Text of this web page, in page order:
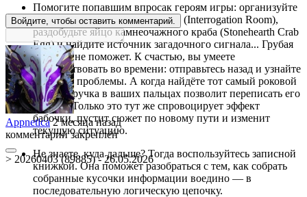
Помогите попавшим впросак героям игры: организуйте
побег из комнаты для допросов (Interrogation Room),
раздобудьте яйцо камнеочажного краба (Stonehearth Crab
Egg) и найдите источник загадочного сигнала... Грубая
сила тут не поможет. К счастью, вы умеете
путешествовать во времени: отправьтесь назад и узнайте
причину проблемы. А когда найдёте тот самый роковой
момент, ручка в ваших пальцах позволит переписать его
наново. Только это тут же спровоцирует эффект
бабочки, пустит сюжет по новому пути и изменит
текущую ситуацию.
Не знаете, куда дальше? Тогда воспользуйтесь записной
книжкой. Она поможет разобраться с тем, как собрать
собранные кусочки информации воедино — в
последовательную логическую цепочку.
Войдите, чтобы оставить комментарий.
Appnetica 2 месяца назад
комментарий закреплён
> 20260403 (89885) - 26.05.2026